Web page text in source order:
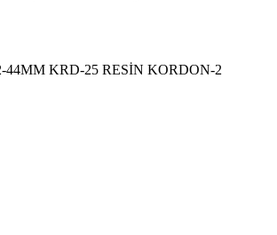
44MM KRD-25 RESİN KORDON-2